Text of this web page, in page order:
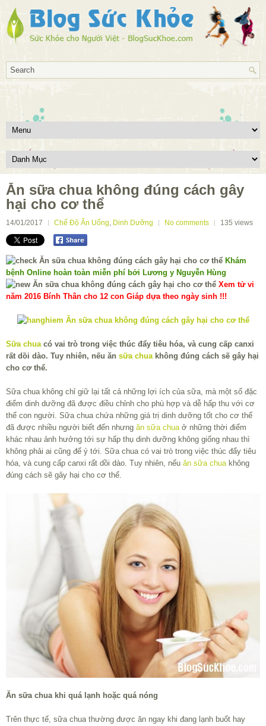
Ăn sữa chua không đúng cách gây
hại cho cơ thể
14/01/2017 Chế Độ Ăn Uống, Dinh Dưỡng No comments 135 views
Khám
bệnh Online hoàn toàn miễn phí bởi Lương y Nguyễn Hùng
Xem tử vi
năm 2016 Bính Thân cho 12 con Giáp dựa theo ngày sinh !!!
Sữa chuacó vai trò trong việc thúc đẩy tiêu hóa, và cung cấp canxi
rất dồi dào. Tuy nhiên, nếu ăn sữa chuakhông đúng cách sẽ gây hại
cho cơ thể.
Sữa chua không chỉ giữ lại tất cả những lợi ích của sữa, mà một số đặc
điểm dinh dưỡng đã được điều chỉnh cho phù hợp và dễ hấp thu với cơ
thể con người. Sữa chua chứa những giá trị dinh dưỡng tốt cho cơ thể
đã được nhiều người biết đến nhưng ăn sữa chuaở những thời điểm
khác nhau ảnh hưởng tới sự hấp thụ dinh dưỡng không giống nhau thì
không phải ai cũng để ý tới. Sữa chua có vai trò trong việc thúc đẩy tiêu
hóa, và cung cấp canxi rất dồi dào. Tuy nhiên, nếu ăn sữa chuakhông
đúng cách sẽ gây hại cho cơ thể.
Ăn sữa chua khi quá lạnh hoặc quá nóng
Trên thực tế, sữa chua thường được ăn ngay khi đang lạnh buốt hay